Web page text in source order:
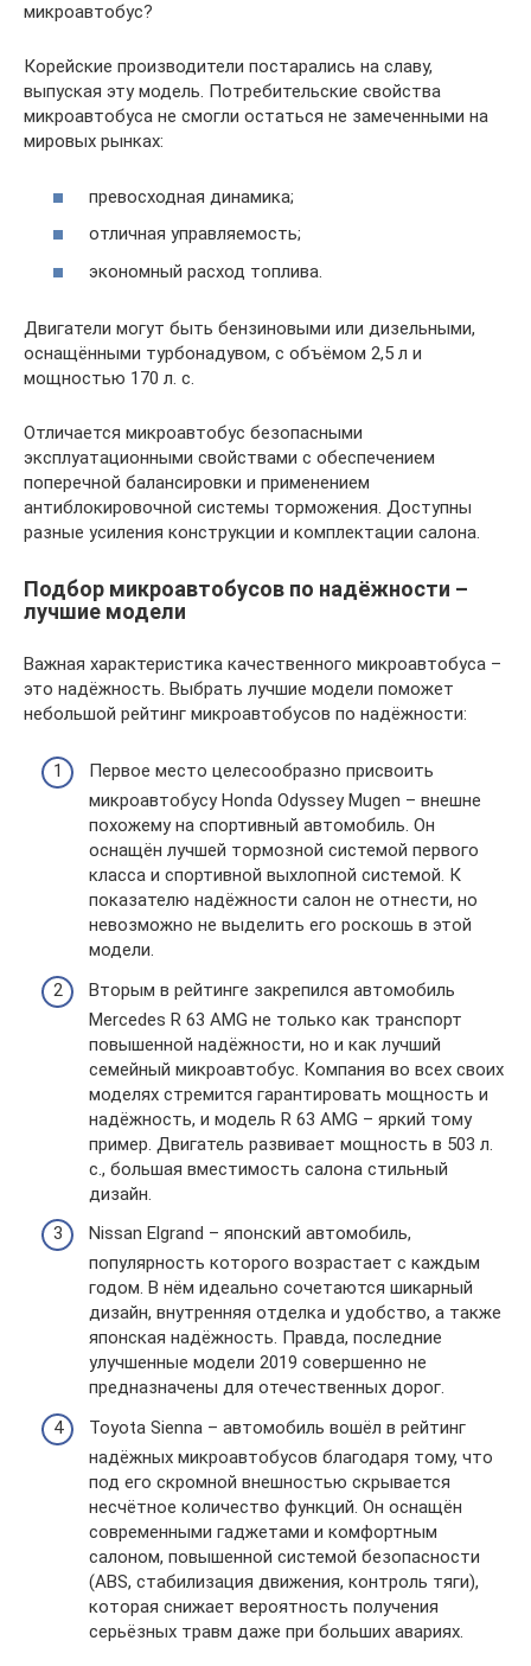
микроавтобус?
Корейские производители постарались на славу,
выпуская эту модель. Потребительские свойства
микроавтобуса не смогли остаться не замеченными на
мировых рынках:
превосходная динамика;
отличная управляемость;
экономный расход топлива.
Двигатели могут быть бензиновыми или дизельными,
оснащёнными турбонадувом, с объёмом 2,5 л и
мощностью 170 л. с.
Отличается микроавтобус безопасными
эксплуатационными свойствами с обеспечением
поперечной балансировки и применением
антиблокировочной системы торможения. Доступны
разные усиления конструкции и комплектации салона.
Подбор микроавтобусов по надёжности –
лучшие модели
Важная характеристика качественного микроавтобуса –
это надёжность. Выбрать лучшие модели поможет
небольшой рейтинг микроавтобусов по надёжности:
Первое место целесообразно присвоить
микроавтобусу Honda Odyssey Mugen – внешне
похожему на спортивный автомобиль. Он
оснащён лучшей тормозной системой первого
класса и спортивной выхлопной системой. К
показателю надёжности салон не отнести, но
невозможно не выделить его роскошь в этой
модели.
Вторым в рейтинге закрепился автомобиль
Mercedes R 63 AMG не только как транспорт
повышенной надёжности, но и как лучший
семейный микроавтобус. Компания во всех своих
моделях стремится гарантировать мощность и
надёжность, и модель R 63 AMG – яркий тому
пример. Двигатель развивает мощность в 503 л.
с., большая вместимость салона стильный
дизайн.
Nissan Elgrand – японский автомобиль,
популярность которого возрастает с каждым
годом. В нём идеально сочетаются шикарный
дизайн, внутренняя отделка и удобство, а также
японская надёжность. Правда, последние
улучшенные модели 2019 совершенно не
предназначены для отечественных дорог.
Toyota Sienna – автомобиль вошёл в рейтинг
надёжных микроавтобусов благодаря тому, что
под его скромной внешностью скрывается
несчётное количество функций. Он оснащён
современными гаджетами и комфортным
салоном, повышенной системой безопасности
(ABS, стабилизация движения, контроль тяги),
которая снижает вероятность получения
серьёзных травм даже при больших авариях.